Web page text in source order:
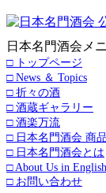
日本名門酒会メ
□ トップページ
□ News ＆ Topics
□ 折々の酒
□ 酒蔵ギャラリー
□ 酒楽万流
□ 日本名門酒会 商
□ 日本名門酒会とは
□ About Us in English
□ お問い合わせ